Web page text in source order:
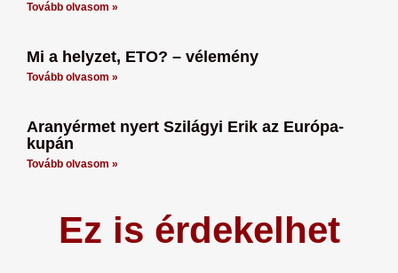
Tovább olvasom »
Mi a helyzet, ETO? – vélemény
Tovább olvasom »
Aranyérmet nyert Szilágyi Erik az Európa-
kupán
Tovább olvasom »
Ez is érdekelhet